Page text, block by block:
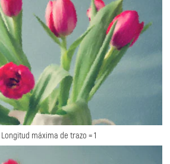
Longitud máxima de trazo = 1